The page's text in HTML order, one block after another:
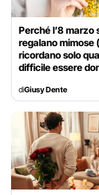
Perché l’8 marzo
regalano mimose
ricordano solo
difficile essere
diGiusy Dente